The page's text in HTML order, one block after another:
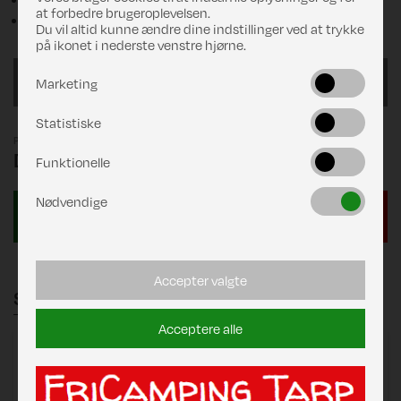
Pløkker og pløkpose
DKK 30.186,00
Stænger
Zinox Mega 300består af:
Mega Stel 300 Standard C1 14/23 MegaFix
at forbedre brugeroplevelsen.
Du vil altid kunne ændre dine indstillinger ved at trykke
på ikonet i nederste venstre hjørne.
Marketing
Statistiske
Funktionelle
Nødvendige
Accepter valgte
Acceptere alle